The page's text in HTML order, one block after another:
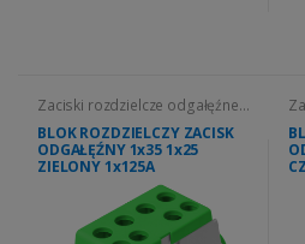
Zaciski rozdzielcze odgałęźne
HLK
BLOK ROZDZIELCZY ZACISK
ODGAŁĘŹNY 1x35 1x25
ZIELONY 1x125A